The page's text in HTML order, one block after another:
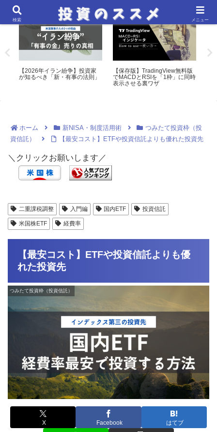
マクロ経済・金融政策分析
初心者必見！「為替介入」の裏
側と、残されたチャンスの回数
金利を上げても「円安」の絶
望。教科書と真逆な構造的真実
ホーム 新NISA・制度活用術
つみたて投資枠（投
資信託）
【最安コスト】ETFや投資信託よりも優れた投資先
＼クリックお願いします／
二重課税調整 入門編 国内ETF 投資信託
米国株ETF 経費率
【最安コスト】ETFや投資信託よりも優
れた投資先
つみたて投資枠（投資信託）
X Facebook はてブ
検索 メニュー